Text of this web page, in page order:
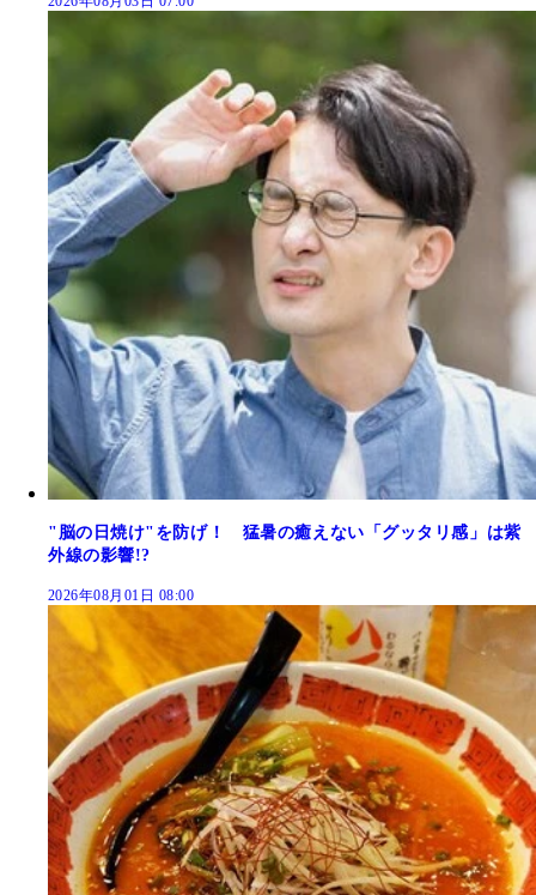
"脳の日焼け"を防げ！ 猛暑の癒えない「グッタリ感」は紫
外線の影響!?
2026年08月01日 08:00